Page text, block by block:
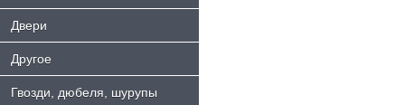
Двери
Другое
Гвозди, дюбеля, шурупы